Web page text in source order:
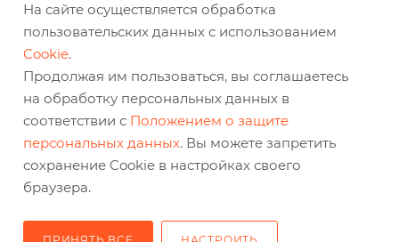
baz@belabraziv.ru
308009, Россия, г. Белгород,
На сайте осуществляется обработка
пользовательских данных с использованием
Cookie.
Продолжая им пользоваться, вы соглашаетесь
на обработку персональных данных в
соответствии с Положением о защите
персональных данных. Вы можете запретить
сохранение Cookie в настройках своего
браузера.